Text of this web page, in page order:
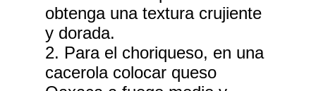
obtenga una textura crujiente
y dorada.
2. Para el choriqueso, en una
cacerola colocar queso